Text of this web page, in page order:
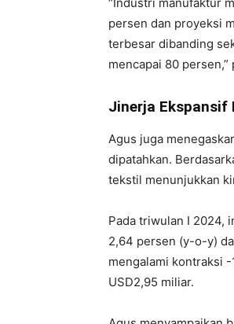
persen dan proyeksi
terbesar dibanding
mencapai 80 persen,”
Jinerja Ekspansif
Agus juga
dipatahkan.
tekstil menunjukkan
Pada triwulan I 2024,
2,64 persen (y-o-y)
mengalami kontraksi
USD2,95 miliar.